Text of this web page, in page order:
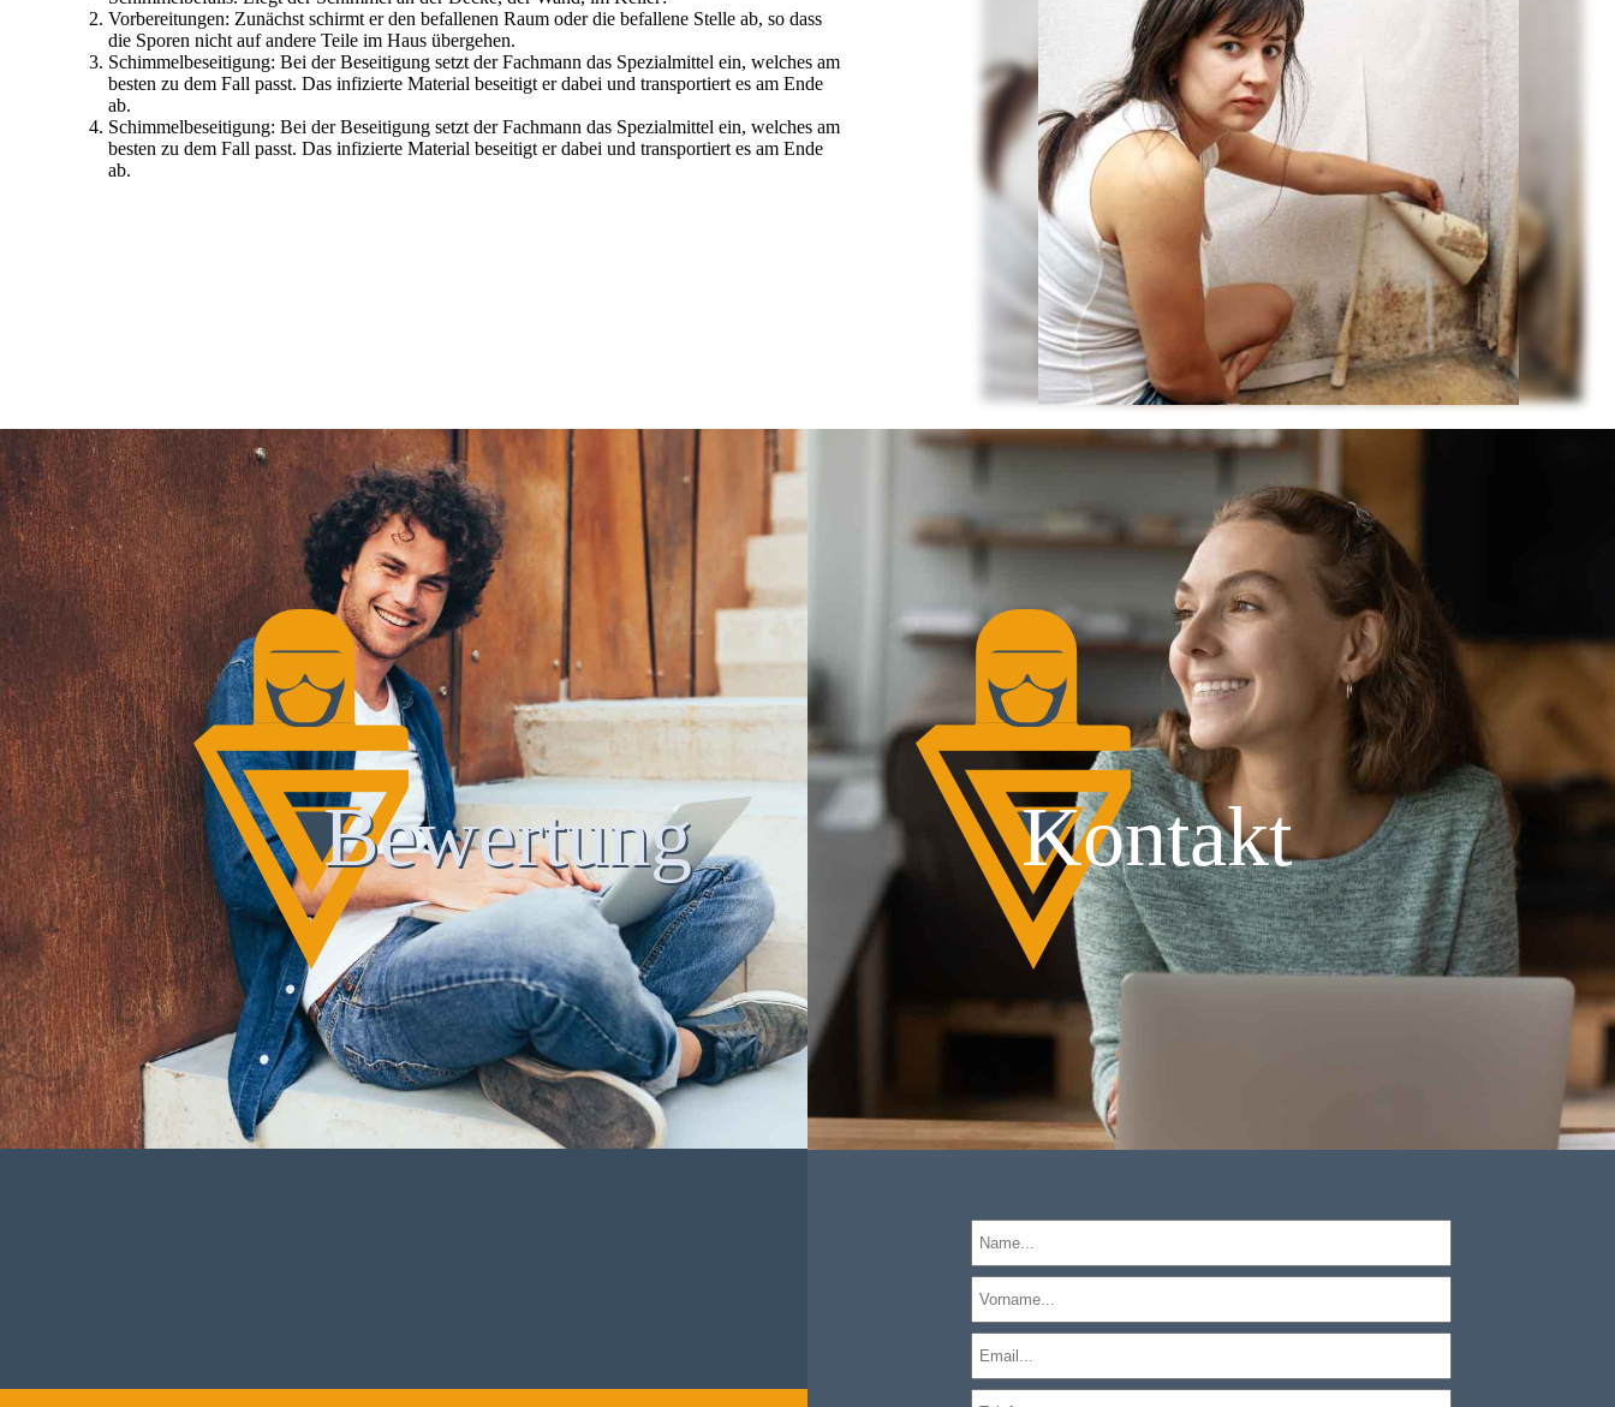
Vorbereitungen: Zunächst schirmt er den befallenen Raum oder die befallene Stelle ab, so dass
die Sporen nicht auf andere Teile im Haus übergehen.
Schimmelbeseitigung: Bei der Beseitigung setzt der Fachmann das Spezialmittel ein, welches am
besten zu dem Fall passt. Das infizierte Material beseitigt er dabei und transportiert es am Ende
ab.
Schimmelbeseitigung: Bei der Beseitigung setzt der Fachmann das Spezialmittel ein, welches am
besten zu dem Fall passt. Das infizierte Material beseitigt er dabei und transportiert es am Ende
ab.
Bewertung Kontakt